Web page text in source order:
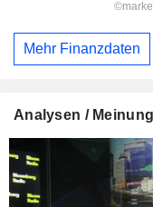
Mehr Finanzdaten
Analysen /